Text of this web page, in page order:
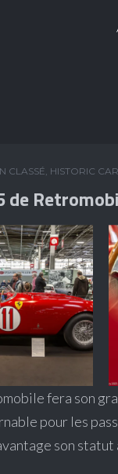
CLASSÉ, HISTORIC
de
fera son
pour les
son statut